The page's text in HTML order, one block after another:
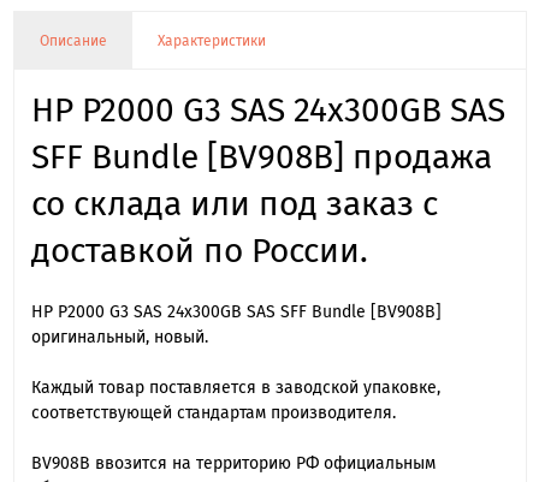
Описание Характеристики
HP P2000 G3 SAS 24x300GB SAS
SFF Bundle [BV908B] продажа
со склада или под заказ с
доставкой по России.
HP P2000 G3 SAS 24x300GB SAS SFF Bundle [BV908B]
оригинальный, новый.
Каждый товар поставляется в заводской упаковке,
соответствующей стандартам производителя.
BV908B ввозится на территорию РФ официальным